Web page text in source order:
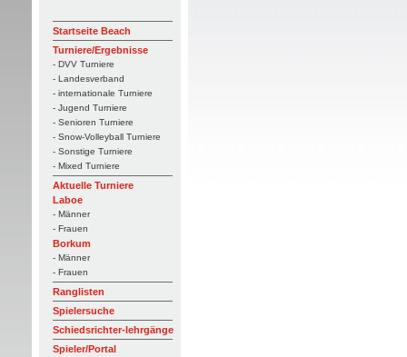
Startseite Beach
Turniere/Ergebnisse
- DVV Turniere
- Landesverband
- internationale Turniere
- Jugend Turniere
- Senioren Turniere
- Snow-Volleyball Turniere
- Sonstige Turniere
- Mixed Turniere
Aktuelle Turniere
Laboe
- Männer
- Frauen
Borkum
- Männer
- Frauen
Ranglisten
Spielersuche
Schiedsrichter-lehrgänge
Spieler/Portal